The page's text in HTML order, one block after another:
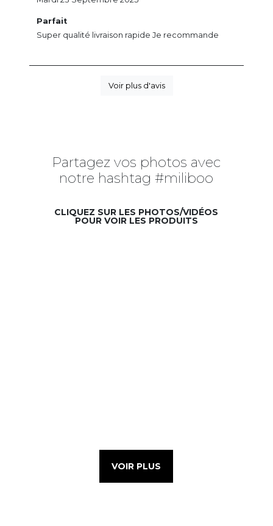
Parfait
Super qualité livraison rapide Je recommande
Voir plus d'avis
Partagez vos photos avec
notre hashtag #miliboo
CLIQUEZ SUR LES PHOTOS/VIDÉOS
POUR VOIR LES PRODUITS
VOIR PLUS